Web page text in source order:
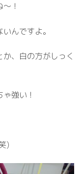
！
んですよ。
、白の方がしっく
強い！
)